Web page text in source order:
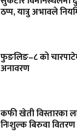
ठप्प, यात्रु अभावले
फुङलिङ–८ को
अनावरण
कफी खेती विस्तारका
निःशुल्क बिरुवा वितरण